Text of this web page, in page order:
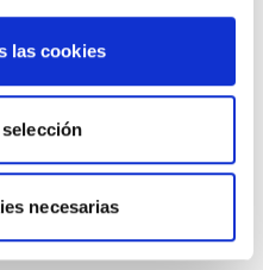
las cookies
necesarias